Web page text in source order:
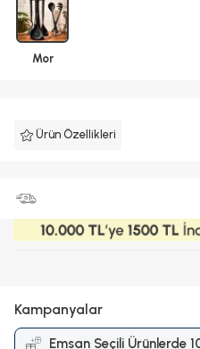
Mor
Ürün Özellikleri
Kampanyalar
Emsan Seçili Ürünlerde